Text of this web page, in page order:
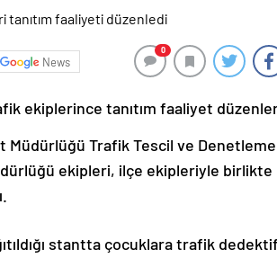
News
0
ekiplerince tanıtım faaliyet
Trafik Tescil ve
ekipleri, ilçe ekipleriyle birlikte
stantta çocuklara trafik